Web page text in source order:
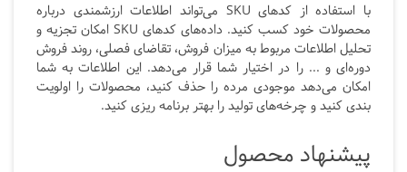
با استفاده از کدهای SKU می‌تواند اطلاعات ارزشمندی درباره
محصولات خود کسب کنید. داده‌های کدهای SKU
امکان تجزیه و
تحلیل اطلاعات مربوط به میزان فروش، تقاضای فصلی، روند فروش
دوره‌ای و ... را در اختیار شما قرار می‌دهد.این اطلاعات به شما
امکان می‌دهد موجودی مرده را حذف کنید، محصولات را اولویت
بندی کنید و چرخه‌های تولید را بهتر برنامه ریزی کنید.
پیشنهاد محصول